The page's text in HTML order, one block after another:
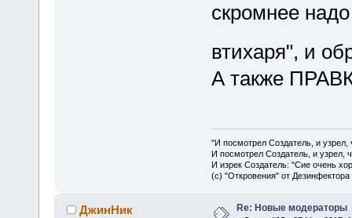
скромнее
втихаря", и
А также
"И посмотрел Создатель, и
И посмотрел Создатель, и узрел,
И изрек Создатель: "Сие очень
(с) "Откровения" от Дезинфектора
ДжинНик Re: Новые модераторы